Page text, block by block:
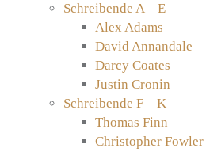
Schreibende A – E
Alex Adams
David Annandale
Darcy Coates
Justin Cronin
Schreibende F – K
Thomas Finn
Christopher Fowler